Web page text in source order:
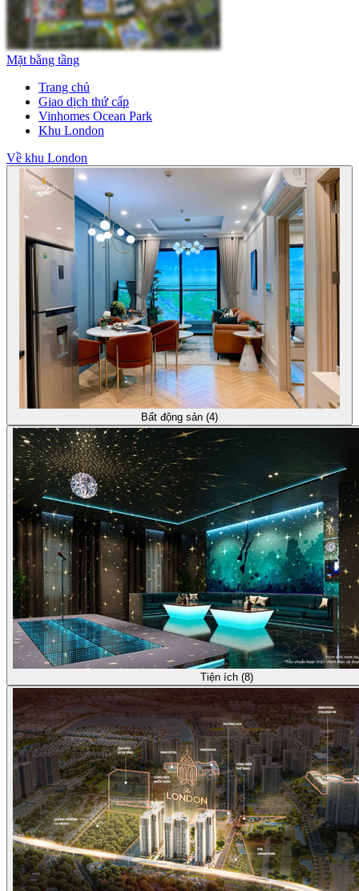
Mặt bằng tầng
Trang chủ
Giao dịch thứ cấp
Vinhomes Ocean Park
Khu London
Về khu London
Bất động sản (4)
Tiện ích (8)